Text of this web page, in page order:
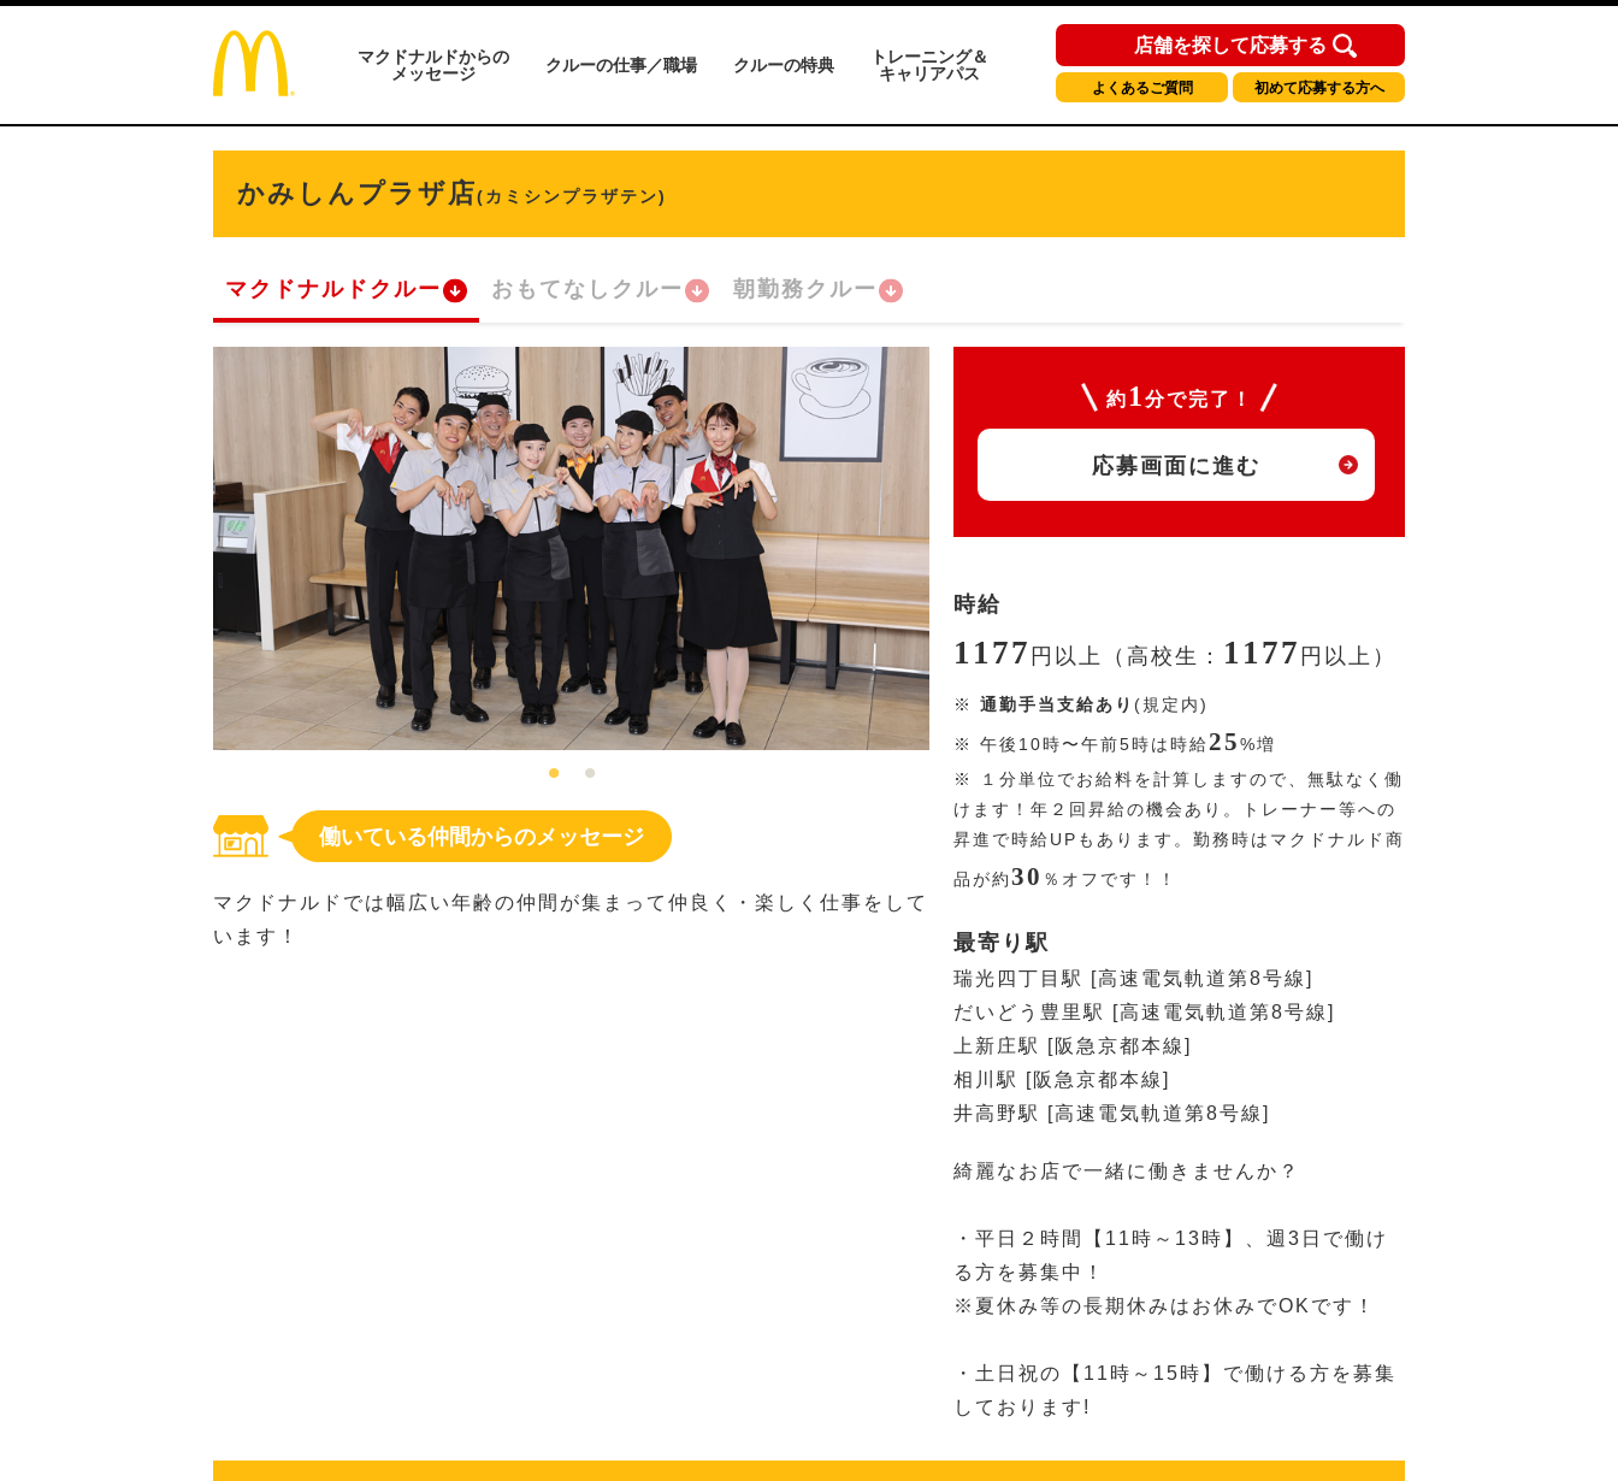
マクドナルドからの
メッセージ
クルーの仕事／職場 クルーの特典
トレーニング＆
キャリアパス
店舗を探して応募する
よくあるご質問 初めて応募する方へ
かみしんプラザ店(カミシンプラザテン)
マクドナルドクルー おもてなしクルー 朝勤務クルー
働いている仲間からのメッセージ
マクドナルドでは幅広い年齢の仲間が集まって仲良く・楽しく仕事をして
います！
約 1 分で完了！
応募画面に進む
時給
1177 円 以上（高校生： 1177 円 以上）
※ 通勤手当支給あり (規定内)
※ 午後10時〜午前5時は時給25%増
※
１分単位でお給料を計算しますので、無駄なく働
けます！年２回昇給の機会あり。トレーナー等への
昇進で時給UPもあります。勤務時はマクドナルド商
品が約30 ％ オフです！！
最寄り駅
瑞光四丁目駅 [高速電気軌道第8号線]
だいどう豊里駅 [高速電気軌道第8号線]
上新庄駅 [阪急京都本線]
相川駅 [阪急京都本線]
井高野駅 [高速電気軌道第8号線]
綺麗なお店で一緒に働きませんか？
・平日２時間【11時～13時】、週3日で働け
る方を募集中！
※夏休み等の長期休みはお休みでOKです！
・土日祝の【11時～15時】で働ける方を募集
しております!